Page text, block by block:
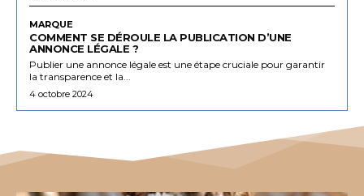
MARQUE
COMMENT SE DÉROULE LA PUBLICATION D’UNE
ANNONCE LÉGALE ?
Publier une annonce légale est une étape cruciale pour garantir
la transparence et la...
4 octobre 2024